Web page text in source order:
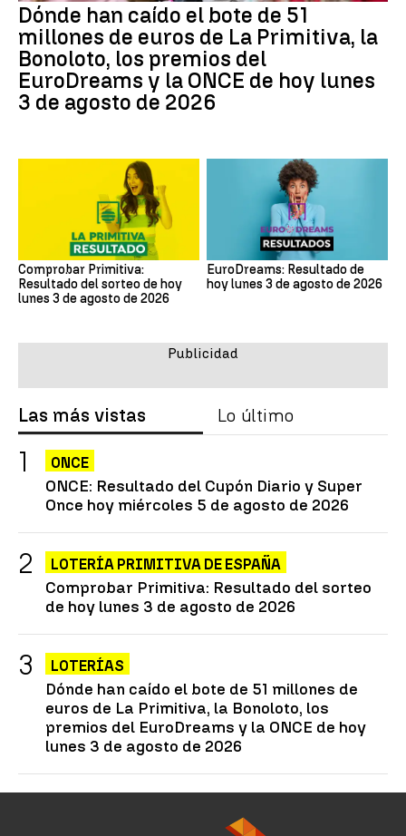
Dónde han caído el bote de 51
millones de euros de La Primitiva, la
Bonoloto, los premios del
EuroDreams y la ONCE de hoy lunes
3 de agosto de 2026
Comprobar Primitiva:
Resultado del sorteo de hoy
lunes 3 de agosto de 2026
EuroDreams: Resultado de
hoy lunes 3 de agosto de 2026
Las más vistas Lo último
ONCE
ONCE: Resultado del Cupón Diario y Super
Once hoy miércoles 5 de agosto de 2026
LOTERÍA PRIMITIVA DE ESPAÑA
Comprobar Primitiva: Resultado del sorteo
de hoy lunes 3 de agosto de 2026
LOTERÍAS
Dónde han caído el bote de 51 millones de
euros de La Primitiva, la Bonoloto, los
premios del EuroDreams y la ONCE de hoy
lunes 3 de agosto de 2026